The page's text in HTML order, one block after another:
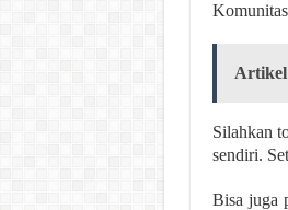
Silahkan
sendiri.
Bisa juga